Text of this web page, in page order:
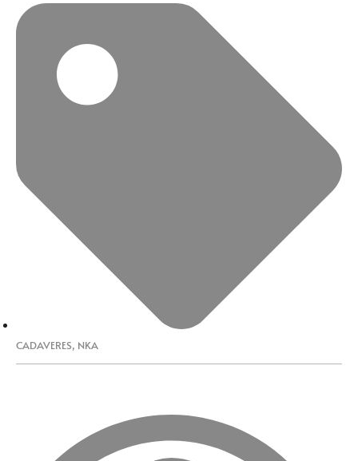
CADAVERES, NKA